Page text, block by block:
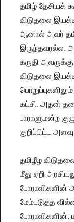
தமிழ் தேசியக்
விடுதலை
ஆனால் அவர்
இருந்தவரல்ல.
கருதி
விடுதலை
கட்சி. அதன்
பாராளுமன்ற
குறிப்பிட்ட
தமிழீழ
மீது ஏறி
மேம்படுதத